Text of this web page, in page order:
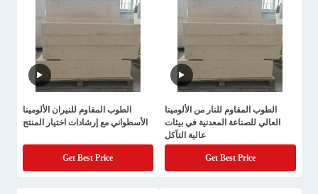
الطوب المقاوم للنار من الألومينا
العالي للصناعة المعدنية في بيئات
عالية التآكل
Get Best Price
الطوب المقاوم للنيران الألومينا
الأسطواني مع إرشادات اختيار المنتج
Get Best Price